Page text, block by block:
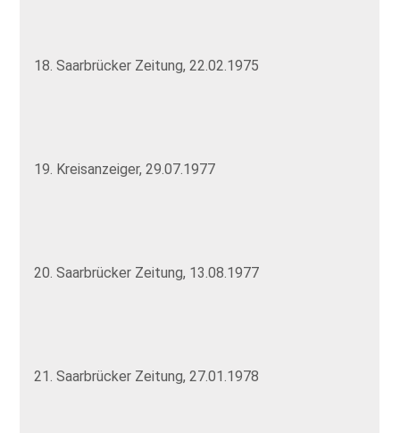
18. Saarbrücker Zeitung, 22.02.1975
19. Kreisanzeiger, 29.07.1977
20. Saarbrücker Zeitung, 13.08.1977
21. Saarbrücker Zeitung, 27.01.1978